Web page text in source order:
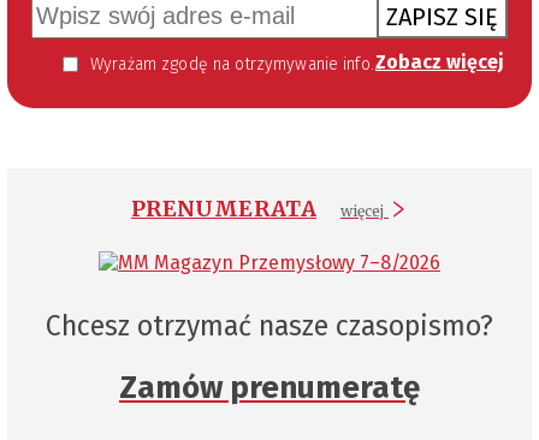
ZAPISZ SIĘ
Wyrażam zgodę na otrzymywanie informacji handlowej kierowanej do mnie za pomocą środków komunikacji elektronicznej w szczególności poczty elektronicznej zgodnie z przepisem art. 10 ust 2 ustawy z dnia 18 lipca 2002 roku o świadczeniu usług drogą elektroniczną (Dz. U. 144 z 2002 r. poz. 1204). Zgoda jest dobrowolna, jednak jej wyrażenie jest konieczne, aby otrzymywać newsletter. Zobacz więcej
PRENUMERATA więcej
Chcesz otrzymać nasze czasopismo?
Zamów prenumeratę